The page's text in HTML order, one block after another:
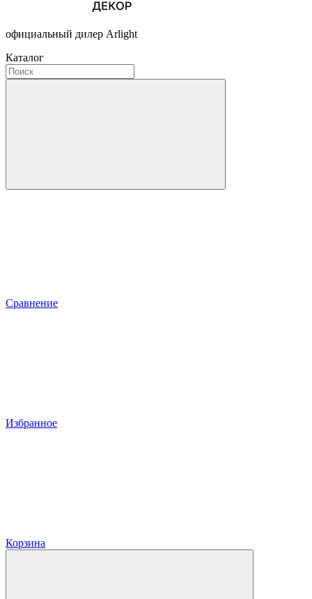
официальный дилер Arlight
Каталог
Сравнение
Избранное
Корзина